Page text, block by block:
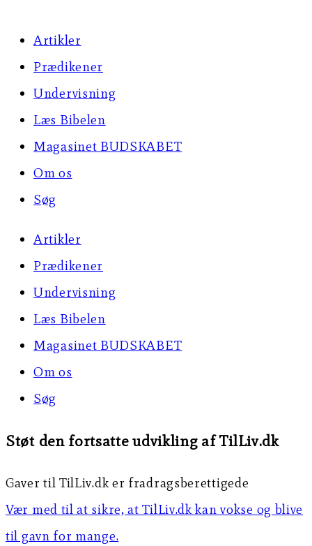
Artikler
Prædikener
Undervisning
Læs Bibelen
Magasinet BUDSKABET
Om os
Søg
Artikler
Prædikener
Undervisning
Læs Bibelen
Magasinet BUDSKABET
Om os
Søg
Støt den fortsatte udvikling af TilLiv.dk
Gaver til TilLiv.dk er fradragsberettigede
Vær med til at sikre, at TilLiv.dk kan vokse og blive
til gavn for mange.